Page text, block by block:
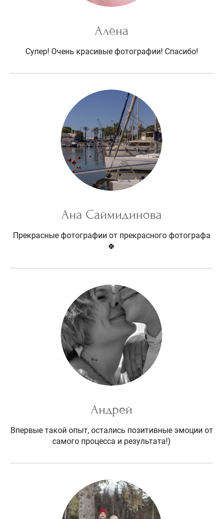
Алёна
Супер! Очень красивые фотографии! Спасибо!
Ана Саймидинова
Прекрасные фотографии от прекрасного фотографа
🍀
Андрей
Впервые такой опыт, остались позитивные эмоции от
самого процесса и результата!)